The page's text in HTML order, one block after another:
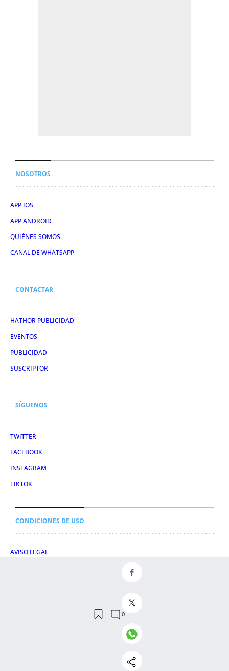
NOSOTROS
APP IOS
APP ANDROID
QUIÉNES SOMOS
CANAL DE WHATSAPP
CONTACTAR
HATHOR PUBLICIDAD
EVENTOS
PUBLICIDAD
SUSCRIPTOR
SÍGUENOS
TWITTER
FACEBOOK
INSTAGRAM
TIKTOK
CONDICIONES DE USO
AVISO LEGAL
© 2026 El León de El Español Publicaciones S.A.